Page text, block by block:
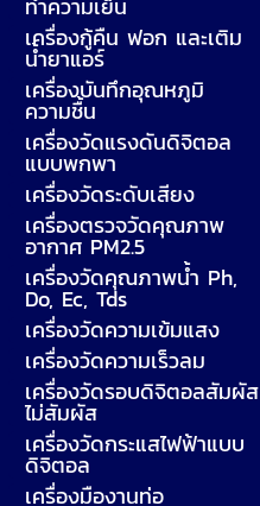
ทำความเย็น
เครื่องกู้คืน ฟอก และเติม
น้ำยาแอร์
เครื่องบันทึกอุณหภูมิ
ความชื้น
เครื่องวัดแรงดันดิจิตอล
แบบพกพา
เครื่องวัดระดับเสียง
เครื่องตรวจวัดคุณภาพ
อากาศ PM2.5
เครื่องวัดคุณภาพน้ำ Ph,
Do, Ec, Tds
เครื่องวัดความเข้มแสง
เครื่องวัดความเร็วลม
เครื่องวัดรอบดิจิตอลสัมผัส
ไม่สัมผัส
เครื่องวัดกระแสไฟฟ้าแบบ
ดิจิตอล
เครื่องมืองานท่อ